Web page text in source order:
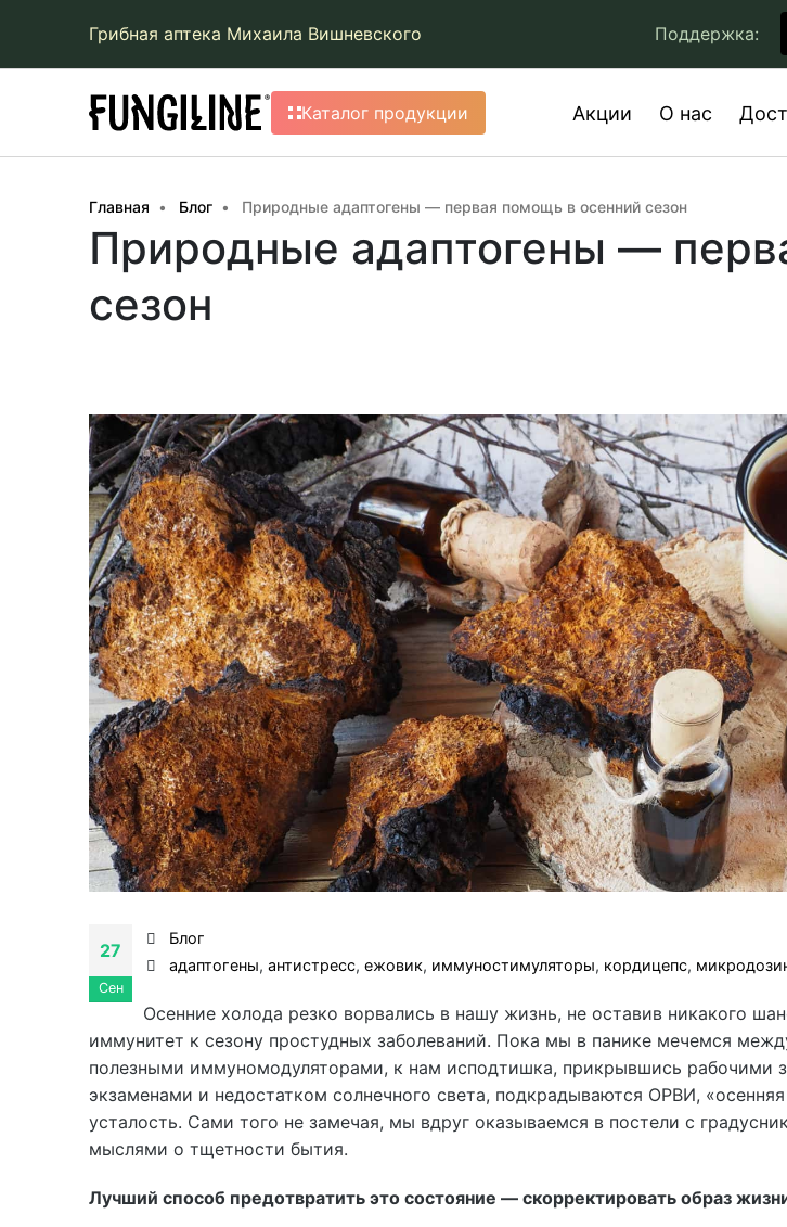
Грибная аптека Михаила Вишневского Поддержка:
Каталог продукции Акции О нас
Главная Блог Природные адаптогены — первая помощь в осенний сезон
Природные адаптогены —
сезон
27
Сен
Блог
адаптогены,антистресс,ежовик, иммуностимуляторы, кордицепс,
Осенние холода резко ворвались в нашу жизнь, не оставив никакого
иммунитет к сезону простудных заболеваний. Пока мы в панике мечемся
полезными иммуномодуляторами, к нам исподтишка, прикрывшись рабочими
экзаменами и недостатком солнечного света, подкрадываются ОРВИ,
усталость. Сами того не замечая, мы вдруг оказываемся в постели с
мыслями о тщетности бытия.
Лучший способ предотвратить это состояние — скорректировать образ